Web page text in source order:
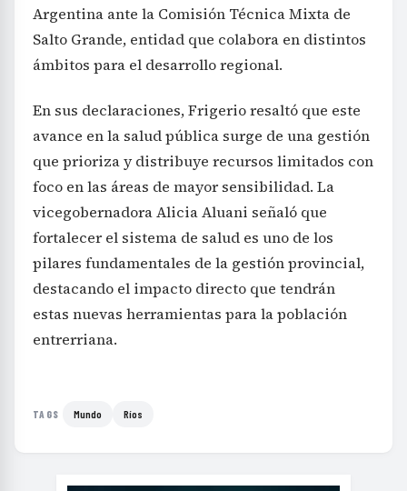
Argentina ante la Comisión Técnica Mixta de
Salto Grande, entidad que colabora en distintos
ámbitos para el desarrollo regional.
En sus declaraciones, Frigerio resaltó que este
avance en la salud pública surge de una gestión
que prioriza y distribuye recursos limitados con
foco en las áreas de mayor sensibilidad. La
vicegobernadora Alicia Aluani señaló que
fortalecer el sistema de salud es uno de los
pilares fundamentales de la gestión provincial,
destacando el impacto directo que tendrán
estas nuevas herramientas para la población
entrerriana.
TAGS Mundo Ríos